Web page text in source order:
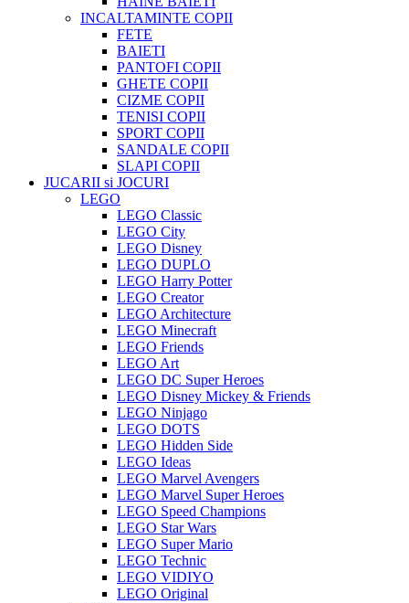
INCALTAMINTE COPII
FETE
BAIETI
PANTOFI COPII
GHETE COPII
CIZME COPII
TENISI COPII
SPORT COPII
SANDALE COPII
SLAPI COPII
JUCARII si JOCURI
LEGO
LEGO Classic
LEGO City
LEGO Disney
LEGO DUPLO
LEGO Harry Potter
LEGO Creator
LEGO Architecture
LEGO Minecraft
LEGO Friends
LEGO Art
LEGO DC Super Heroes
LEGO Disney Mickey & Friends
LEGO Ninjago
LEGO DOTS
LEGO Hidden Side
LEGO Ideas
LEGO Marvel Avengers
LEGO Marvel Super Heroes
LEGO Speed Champions
LEGO Star Wars
LEGO Super Mario
LEGO Technic
LEGO VIDIYO
LEGO Original